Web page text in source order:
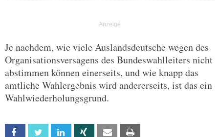
Je nachdem, wie viele Auslandsdeutsche wegen des
Organisationsversagens des Bundeswahlleiters nicht
abstimmen können einerseits, und wie knapp das
amtliche Wahlergebnis wird andererseits, ist das ein
Wahlwiederholungsgrund.
Facebook Twitter Linkedin Xing Email